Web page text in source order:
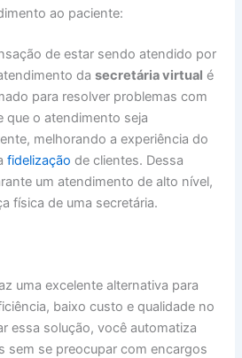
ao paciente:
de estar sendo atendido por
da secretária virtual é
para resolver problemas com
que o atendimento seja
melhorando a experiência do
fidelização de clientes. Dessa
um atendimento de alto nível,
física de uma secretária.
uma excelente alternativa para
baixo custo e qualidade no
essa solução, você automatiza
sem se preocupar com encargos